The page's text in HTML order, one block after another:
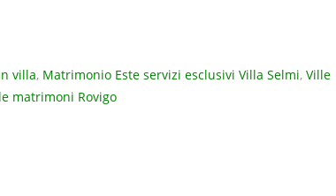
villa, Matrimonio Este servizi esclusivi Villa Selmi, Ville
matrimoni Rovigo